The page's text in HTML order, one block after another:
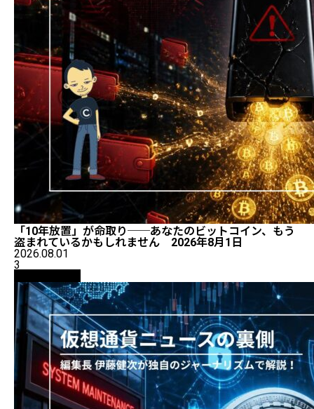
「10年放置」が命取り──あなたのビットコイン、もう
盗まれているかもしれません 2026年8月1日
2026.08.01
3